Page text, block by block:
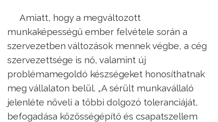
Amiatt, hogy a megváltozott
munkaképességű ember felvétele során a
szervezetben változások mennek végbe, a cég
szervezettsége is nő, valamint új
problémamegoldó készségeket honosíthatnak
meg vállalaton belül. „A sérült munkavállaló
jelenléte növeli a többi dolgozó toleranciáját,
befogadása közösségépítő és csapatszellem